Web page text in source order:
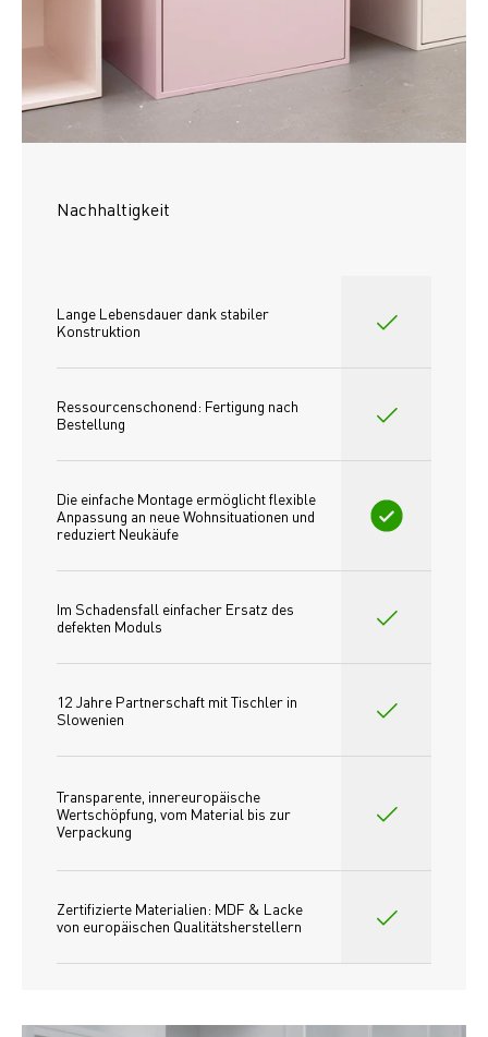
Nachhaltigkeit
Lange Lebensdauer dank stabiler
Konstruktion
Ressourcenschonend: Fertigung nach
Bestellung
Die einfache Montage ermöglicht flexible
Anpassung an neue Wohnsituationen und
reduziert Neukäufe
Im Schadensfall einfacher Ersatz des
defekten Moduls
12 Jahre Partnerschaft mit Tischler in
Slowenien
Transparente, innereuropäische
Wertschöpfung, vom Material bis zur
Verpackung
Zertifizierte Materialien: MDF & Lacke
von europäischen Qualitätsherstellern